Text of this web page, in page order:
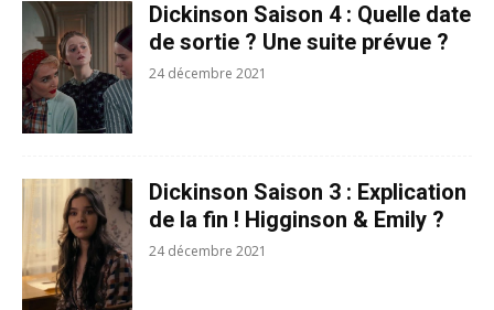
Dickinson Saison 4 : Quelle date
de sortie ? Une suite prévue ?
24 décembre 2021
Dickinson Saison 3 : Explication
de la fin ! Higginson & Emily ?
24 décembre 2021